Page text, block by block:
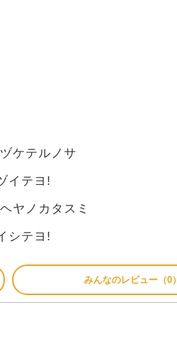
ケテルノサ
イテヨ!
ヤノカタスミ
シテヨ!
みんなのレビュー（0）